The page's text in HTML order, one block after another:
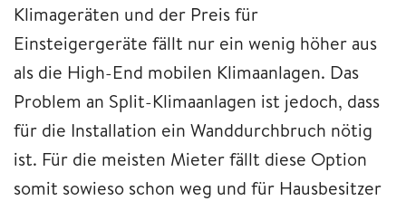
Klimageräten und der Preis für
Einsteigergeräte fällt nur ein wenig höher aus
als die High-End mobilen Klimaanlagen. Das
Problem an Split-Klimaanlagen ist jedoch, dass
für die Installation ein Wanddurchbruch nötig
ist. Für die meisten Mieter fällt diese Option
somit sowieso schon weg und für Hausbesitzer